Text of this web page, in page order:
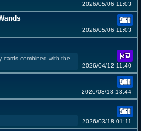
2026/05/06 11:03
2026/05/06 11:03
cards combined with the
2026/04/12 11:40
2026/03/18 13:44
2026/03/18 01:11